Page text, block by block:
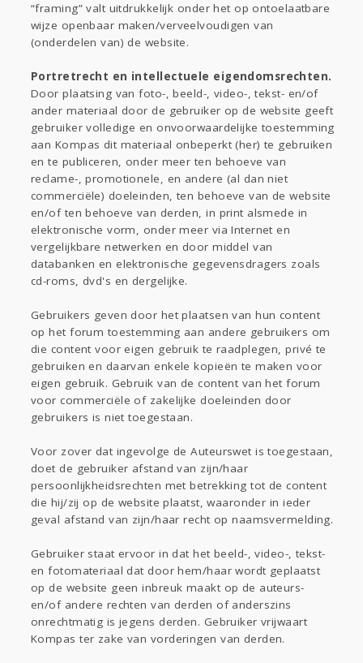
“framing” valt uitdrukkelijk onder het op ontoelaatbare
wijze openbaar maken/verveelvoudigen van
(onderdelen van) de website.
Portretrecht en intellectuele eigendomsrechten.
Door plaatsing van foto-, beeld-, video-, tekst- en/of
ander materiaal door de gebruiker op de website geeft
gebruiker volledige en onvoorwaardelijke toestemming
aan Kompas dit materiaal onbeperkt (her) te gebruiken
en te publiceren, onder meer ten behoeve van
reclame-, promotionele, en andere (al dan niet
commerciële) doeleinden, ten behoeve van de website
en/of ten behoeve van derden, in print alsmede in
elektronische vorm, onder meer via Internet en
vergelijkbare netwerken en door middel van
databanken en elektronische gegevensdragers zoals
cd-roms, dvd's en dergelijke.
Gebruikers geven door het plaatsen van hun content
op het forum toestemming aan andere gebruikers om
die content voor eigen gebruik te raadplegen, privé te
gebruiken en daarvan enkele kopieën te maken voor
eigen gebruik. Gebruik van de content van het forum
voor commerciële of zakelijke doeleinden door
gebruikers is niet toegestaan.
Voor zover dat ingevolge de Auteurswet is toegestaan,
doet de gebruiker afstand van zijn/haar
persoonlijkheidsrechten met betrekking tot de content
die hij/zij op de website plaatst, waaronder in ieder
geval afstand van zijn/haar recht op naamsvermelding.
Gebruiker staat ervoor in dat het beeld-, video-, tekst-
en fotomateriaal dat door hem/haar wordt geplaatst
op de website geen inbreuk maakt op de auteurs-
en/of andere rechten van derden of anderszins
onrechtmatig is jegens derden. Gebruiker vrijwaart
Kompas ter zake van vorderingen van derden.